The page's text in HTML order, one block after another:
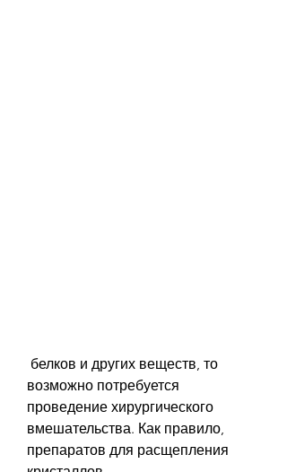
возможно потребуется
проведение хирургического
вмешательства. Как правило,
препаратов для расщепления